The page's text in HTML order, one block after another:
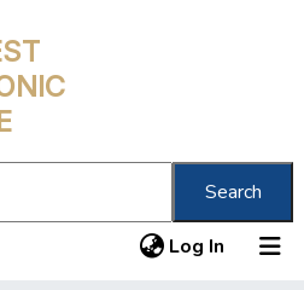
Search
Log In (current)